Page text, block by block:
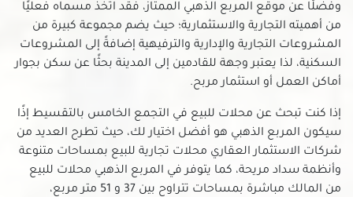
وفضلًا عن موقع المربع الذهبي الممتاز، فقد اتخذ مسماه فعليًا
من أهميته التجارية والاستثمارية؛ حيث يضم مجموعة كبيرة من
المشروعات التجارية والإدارية والترفيهية إضافةً إلى المشروعات
السكنية، لذا يعتبر وجهة للقادمين إلى المدينة بحثًا عن سكن بجوار
أماكن العمل أو استثمار مربح.
إذا كنت تبحث عن محلات للبيع في التجمع الخامس بالتقسيط إذًا
سيكون المربع الذهبي هو أفضل اختيار لك، حيث تطرح العديد من
شركات الاستثمار العقاري محلات تجارية للبيع بمساحات متنوعة
وأنظمة سداد مريحة، كما يتوفر في المربع الذهبي محلات للبيع
من المالك مباشرة بمساحات تتراوح بين 37 و 51 متر مربع،